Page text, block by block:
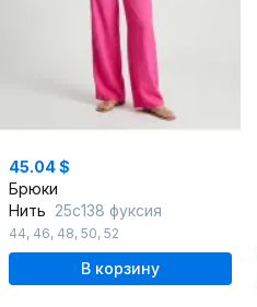
45.04 $
Брюки
Нить 25с138 фуксия
44, 46, 48, 50, 52
В корзину